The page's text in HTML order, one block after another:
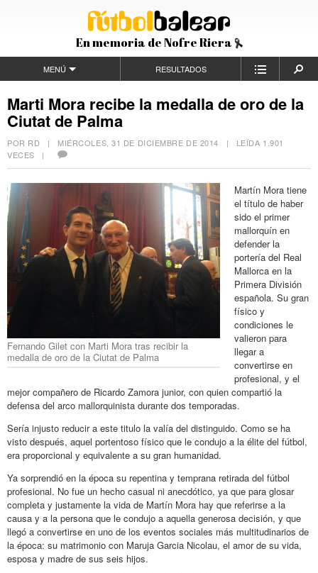
En memoria de Nofre Riera
MENÚ RESULTADOS
Marti Mora recibe la medalla de oro de la
Ciutat de Palma
POR RD | MIÉRCOLES, 31 DE DICIEMBRE DE 2014 | LEÍDA 1.901
VECES |
Fernando Gilet con Marti Mora tras recibir la
medalla de oro de la Ciutat de Palma
Martín Mora tiene
el título de haber
sido el primer
mallorquín en
defender la
portería del Real
Mallorca en la
Primera División
española. Su gran
físico y
condiciones le
valieron para
llegar a
convertirse en
profesional, y el
mejor compañero de Ricardo Zamora junior, con quien compartió la
defensa del arco mallorquinista durante dos temporadas.
Sería injusto reducir a este titulo la valía del distinguido. Como se ha
visto después, aquel portentoso físico que le condujo a la élite del fútbol,
era proporcional y equivalente a su gran humanidad.
Ya sorprendió en la época su repentina y temprana retirada del fútbol
profesional. No fue un hecho casual ni anecdótico, ya que para glosar
completa y justamente la vida de Martín Mora hay que referirse a la
causa y a la persona que le condujo a aquella generosa decisión, y que
llegó a convertirse en uno de los eventos sociales más multitudinarios de
la época: su matrimonio con Maruja Garcia Nicolau, el amor de su vida,
esposa y madre de sus seis hijos.